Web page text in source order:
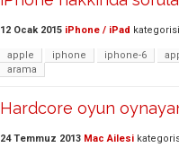
12 Ocak 2015 iPhone / iPad
apple iphone iphone-6
arama
Hardcore oyun
24 Temmuz 2013 Mac Ailesi